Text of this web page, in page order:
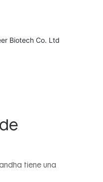
tiene una